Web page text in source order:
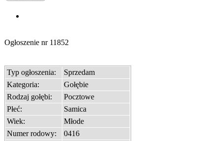
Ogłoszenie nr 11852
Typ ogłoszenia:
Sprzedam
Kategoria:
Gołębie
Rodzaj gołębi:
Pocztowe
Płeć:
Samica
Wiek:
Młode
Numer rodowy:
0416